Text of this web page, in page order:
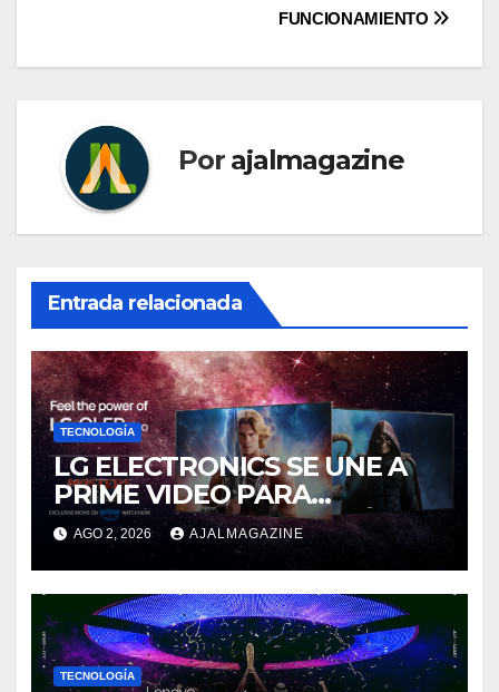
FUNCIONAMIENTO
Por ajalmagazine
Entrada relacionada
TECNOLOGÍA
LG ELECTRONICS SE UNE A
PRIME VIDEO PARA
IMPULSAR EN CASA EL ÉPICO
ESTRENO DE MASTERS OF
THE UNIVERSE
AGO 2, 2026 AJALMAGAZINE
TECNOLOGÍA